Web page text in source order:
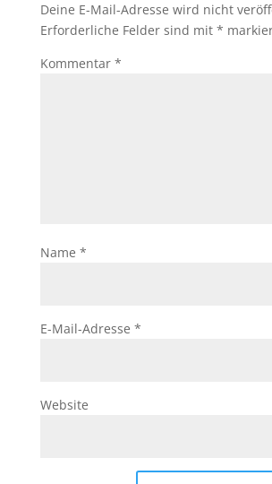
Deine E-Mail-Adresse wird nicht
Erforderliche Felder sind mit *
Kommentar *
Name *
E-Mail-Adresse *
Website